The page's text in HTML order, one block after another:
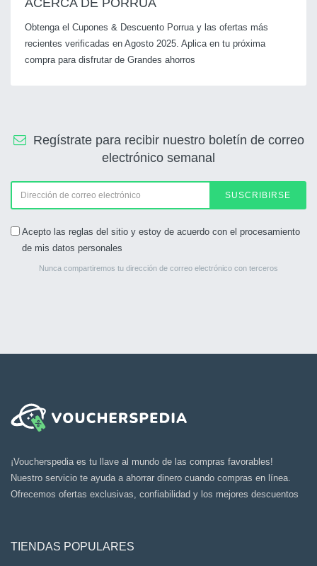
Obtenga el Cupones & Descuento Porrua y las ofertas más
recientes verificadas en Agosto 2025. Aplica en tu próxima
compra para disfrutar de Grandes ahorros
Regístrate para recibir nuestro boletín de correo
electrónico semanal
SUSCRIBIRSE
Acepto las reglas del sitio y estoy de acuerdo con el procesamiento
de mis datos personales
Nunca compartiremos tu dirección de correo electrónico con terceros
¡Voucherspedia es tu llave al mundo de las compras favorables!
Nuestro servicio te ayuda a ahorrar dinero cuando compras en línea.
Ofrecemos ofertas exclusivas, confiabilidad y los mejores descuentos
TIENDAS POPULARES